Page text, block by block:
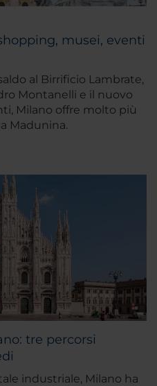
musei, eventi
al Birrificio Lambrate,
Montanelli e il nuovo
Milano offre molto più
Madunina.
tre percorsi
industriale, Milano ha